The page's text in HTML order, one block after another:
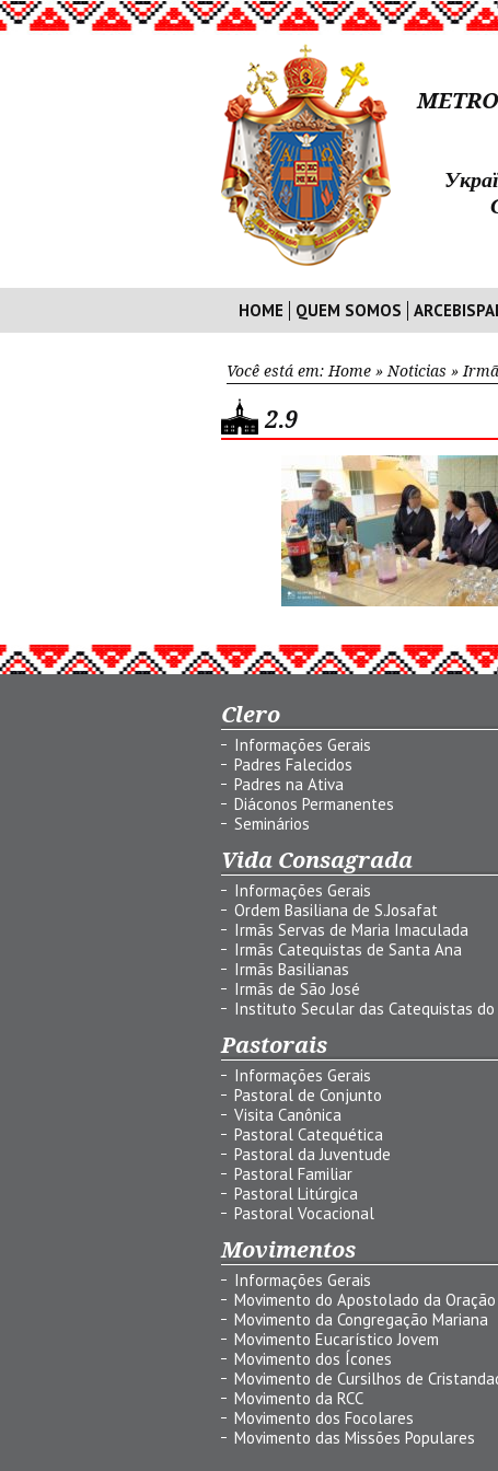
HOME QUEM SOMOS
Você está em: Home » Noticias »
2.9
Clero
Informações Gerais
Padres Falecidos
Padres na Ativa
Diáconos Permanentes
Seminários
Vida Consagrada
Informações Gerais
Ordem Basiliana de S.Josafat
Irmãs Servas de Maria Imaculada
Irmãs Catequistas de Santa Ana
Irmãs Basilianas
Irmãs de São José
Instituto Secular das Catequistas do
Pastorais
Informações Gerais
Pastoral de Conjunto
Visita Canônica
Pastoral Catequética
Pastoral da Juventude
Pastoral Familiar
Pastoral Litúrgica
Pastoral Vocacional
Movimentos
Informações Gerais
Movimento do Apostolado da Oração
Movimento da Congregação Mariana
Movimento Eucarístico Jovem
Movimento dos Ícones
Movimento de Cursilhos de
Movimento da RCC
Movimento dos Focolares
Movimento das Missões Populares